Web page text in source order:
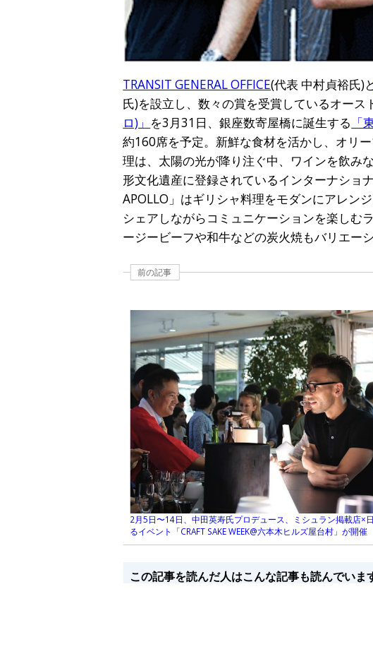
TRANSIT GENERAL OFFICE(代表 中村貞裕氏)
氏)を設立し、数々の賞を受賞しているオー
ロ)」 を3月31日、銀座数寄屋橋に誕生する 「
約160席を予定。新鮮な食材を活かし、オリ
理は、太陽の光が降り注ぐ中、ワインを飲み
形文化遺産に登録されているインターナショナ
APOLLO」はギリシャ料理をモダンにアレン
シェアしながらコミュニケーションを楽しむ
ージービーフや和牛などの炭火焼もバリエー
前の記事
2月5日〜14日、中田英寿氏プロデュース、ミシュラン掲載店×
るイベント「CRAFT SAKE WEEK@六本木ヒルズ屋台村」が開催
この記事を読んだ人はこんな記事も読んでいま